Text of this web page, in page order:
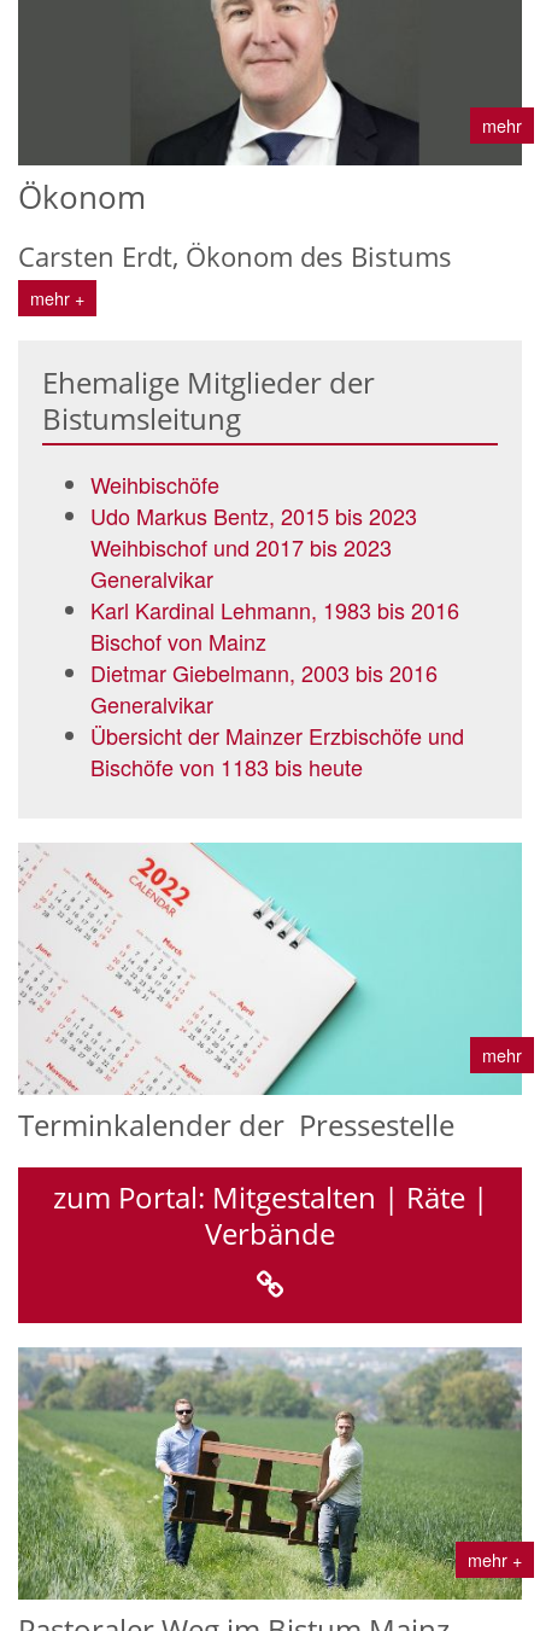
mehr
Ökonom
Carsten Erdt, Ökonom des Bistums
mehr +
Ehemalige Mitglieder der
Bistumsleitung
Weihbischöfe
Udo Markus Bentz, 2015 bis 2023
Weihbischof und 2017 bis 2023
Generalvikar
Karl Kardinal Lehmann, 1983 bis 2016
Bischof von Mainz
Dietmar Giebelmann, 2003 bis 2016
Generalvikar
Übersicht der Mainzer Erzbischöfe und
Bischöfe von 1183 bis heute
mehr
Terminkalender der Pressestelle
zum Portal: Mitgestalten | Räte |
Verbände
mehr +